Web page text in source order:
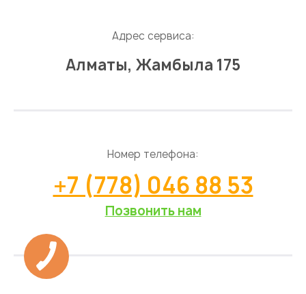
Адрес сервиса:
Алматы, Жамбыла 175
Номер телефона:
+7 (778) 046 88 53
Позвонить нам